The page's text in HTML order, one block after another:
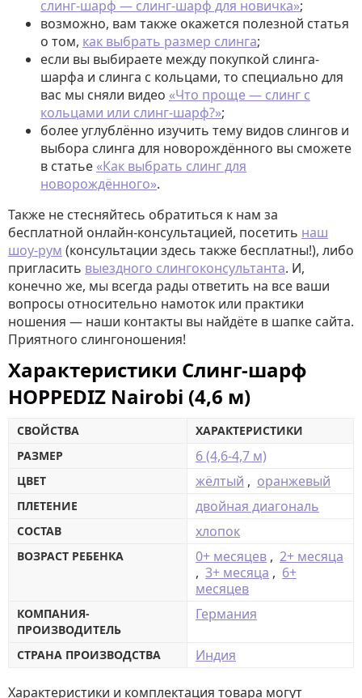
слинг-шарф — слинг-шарф для новичка»;
возможно, вам также окажется полезной статья
о том, как выбрать размер слинга;
если вы выбираете между покупкой слинга-
шарфа и слинга с кольцами, то специально для
вас мы сняли видео «Что проще — слинг с
кольцами или слинг-шарф?»;
более углублённо изучить тему видов слингов и
выбора слинга для новорождённого вы сможете
в статье «Как выбрать слинг для
новорождённого».
Также не стесняйтесь обратиться к нам за
бесплатной онлайн-консультацией, посетить наш
шоу-рум (консультации здесь также бесплатны!), либо
пригласить выездного слингоконсультанта. И,
конечно же, мы всегда рады ответить на все ваши
вопросы относительно намоток или практики
ношения — наши контакты вы найдёте в шапке сайта.
Приятного слингоношения!
Характеристики Слинг-шарф
HOPPEDIZ Nairobi (4,6 м)
СВОЙСТВА
ХАРАКТЕРИСТИКИ
РАЗМЕР
6 (4,6-4,7 м)
ЦВЕТ жёлтый , оранжевый
ПЛЕТЕНИЕ двойная диагональ
СОСТАВ хлопок
ВОЗРАСТ РЕБЕНКА 0+ месяцев , 2+ месяца
, 3+ месяца , 6+
месяцев
КОМПАНИЯ-
ПРОИЗВОДИТЕЛЬ
Германия
СТРАНА ПРОИЗВОДСТВА Индия
Характеристики и комплектация товара могут